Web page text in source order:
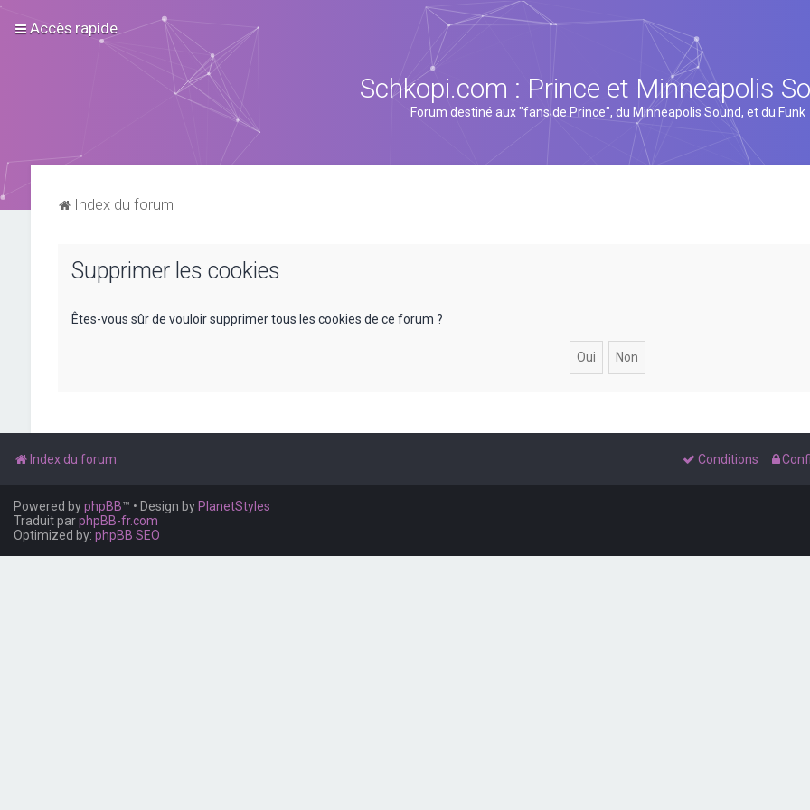
Accès rapide
Schkopi.com : Prince et Minneapolis
Forum destiné aux "fans de Prince", du Minneapolis Sound, et du Funk
Index du forum
Supprimer les cookies
Êtes-vous sûr de vouloir supprimer tous les cookies de ce forum ?
Index du forum Conditions
Powered byphpBB™ • Design by PlanetStyles
Traduit parphpBB-fr.com
Optimized by: phpBB SEO